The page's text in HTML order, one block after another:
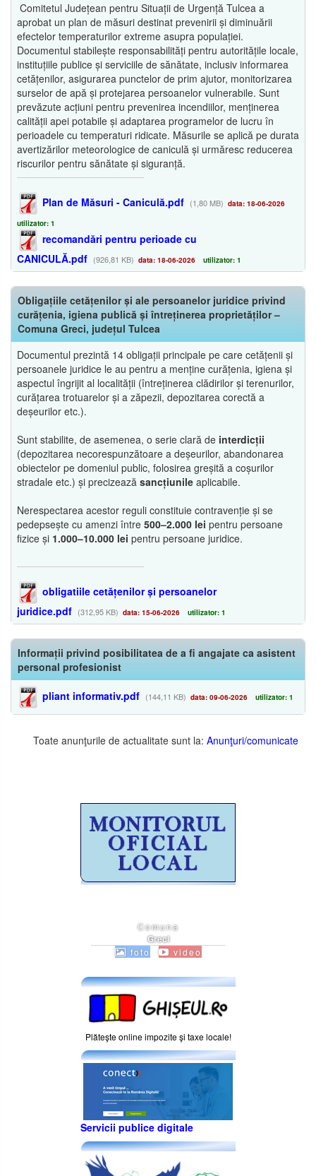
Comitetul Județean pentru Situații de Urgență Tulcea a
aprobat un plan de măsuri destinat prevenirii și diminuării
efectelor temperaturilor extreme asupra populației.
Documentul stabilește responsabilități pentru autoritățile locale,
instituțiile publice și serviciile de sănătate, inclusiv informarea
cetățenilor, asigurarea punctelor de prim ajutor, monitorizarea
surselor de apă și protejarea persoanelor vulnerabile. Sunt
prevăzute acțiuni pentru prevenirea incendiilor, menținerea
calității apei potabile și adaptarea programelor de lucru în
perioadele cu temperaturi ridicate. Măsurile se aplică pe durata
avertizărilor meteorologice de caniculă și urmăresc reducerea
riscurilor pentru sănătate și siguranță.
Plan de Măsuri - Caniculă.pdf (1,80 MB) data: 18-06-2026
utilizator: 1
recomandări pentru perioade cu
CANICULĂ.pdf (926,81 KB) data: 18-06-2026 utilizator: 1
Obligațiile cetățenilor și ale persoanelor juridice privind
curățenia, igiena publică și întreținerea proprietăților –
Comuna Greci, județul Tulcea
Documentul prezintă 14 obligații principale pe care cetățenii și
persoanele juridice le au pentru a menține curățenia, igiena și
aspectul îngrijit al localității (întreținerea clădirilor și terenurilor,
curățarea trotuarelor și a zăpezii, depozitarea corectă a
deșeurilor etc.).
Sunt stabilite, de asemenea, o serie clară de interdicții
(depozitarea necorespunzătoare a deșeurilor, abandonarea
obiectelor pe domeniul public, folosirea greșită a coșurilor
stradale etc.) și precizează sancțiunile aplicabile.
Nerespectarea acestor reguli constituie contravenție și se
pedepsește cu amenzi între 500–2.000 lei pentru persoane
fizice și 1.000–10.000 lei pentru persoane juridice.
obligatiile cetățenilor și persoanelor
juridice.pdf (312,95 KB) data: 15-06-2026 utilizator: 1
Informații privind posibilitatea de a fi angajate ca asistent
personal profesionist
pliant informativ.pdf (144,11 KB) data: 09-06-2026 utilizator: 1
Toate anunţurile de actualitate sunt la: Anunţuri/comunicate
Comuna
Greci
foto video
Plăteşte online impozite şi taxe locale!
Servicii publice digitale